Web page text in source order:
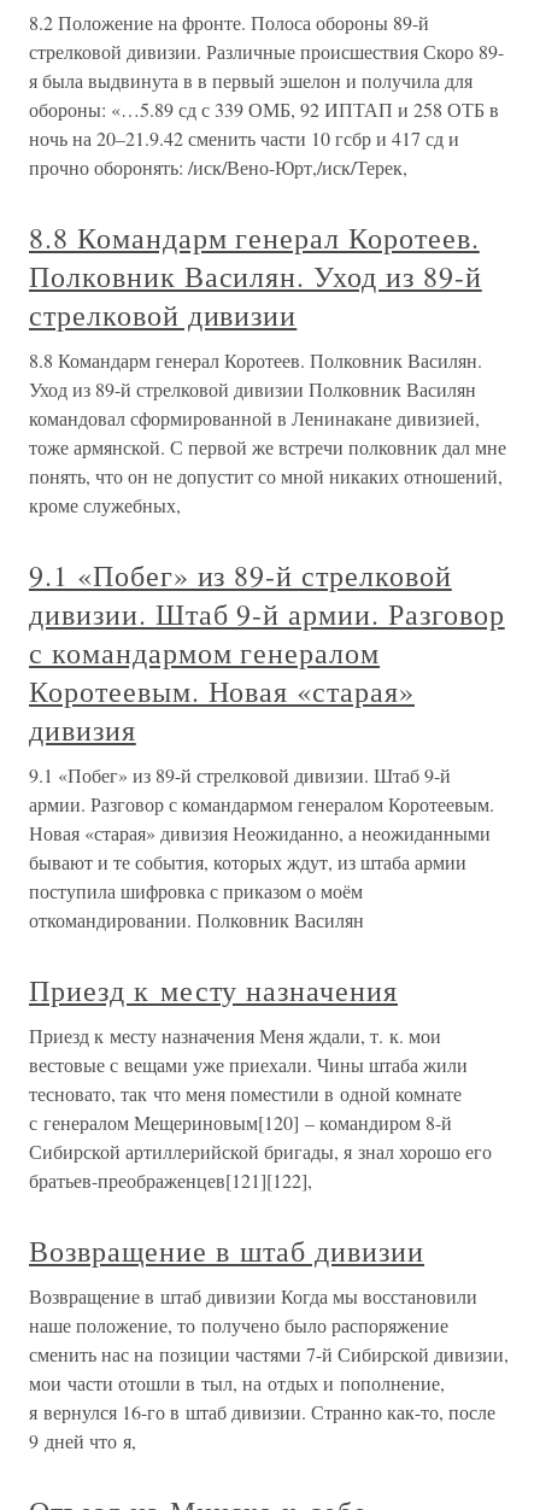
8.2 Положение на фронте. Полоса обороны 89-й
стрелковой дивизии. Различные происшествия Скоро 89-
я была выдвинута в в первый эшелон и получила для
обороны: «…5.89 сд с 339 ОМБ, 92 ИПТАП и 258 ОТБ в
ночь на 20–21.9.42 сменить части 10 гсбр и 417 сд и
прочно оборонять: /иск/Вено-Юрт,/иск/Терек,
8.8 Командарм генерал Коротеев.
Полковник Василян. Уход из 89-й
стрелковой дивизии
8.8 Командарм генерал Коротеев. Полковник Василян.
Уход из 89-й стрелковой дивизии Полковник Василян
командовал сформированной в Ленинакане дивизией,
тоже армянской. С первой же встречи полковник дал мне
понять, что он не допустит со мной никаких отношений,
кроме служебных,
9.1 «Побег» из 89-й стрелковой
дивизии. Штаб 9-й армии. Разговор
с командармом генералом
Коротеевым. Новая «старая»
дивизия
9.1 «Побег» из 89-й стрелковой дивизии. Штаб 9-й
армии. Разговор с командармом генералом Коротеевым.
Новая «старая» дивизия Неожиданно, а неожиданными
бывают и те события, которых ждут, из штаба армии
поступила шифровка с приказом о моём
откомандировании. Полковник Василян
Приезд к месту назначения
Приезд к месту назначения Меня ждали, т. к. мои
вестовые с вещами уже приехали. Чины штаба жили
тесновато, так что меня поместили в одной комнате
с генералом Мещериновым[120] – командиром 8-й
Сибирской артиллерийской бригады, я знал хорошо его
братьев-преображенцев[121][122],
Возвращение в штаб дивизии
Возвращение в штаб дивизии Когда мы восстановили
наше положение, то получено было распоряжение
сменить нас на позиции частями 7-й Сибирской дивизии,
мои части отошли в тыл, на отдых и пополнение,
я вернулся 16-го в штаб дивизии. Странно как-то, после
9 дней что я,